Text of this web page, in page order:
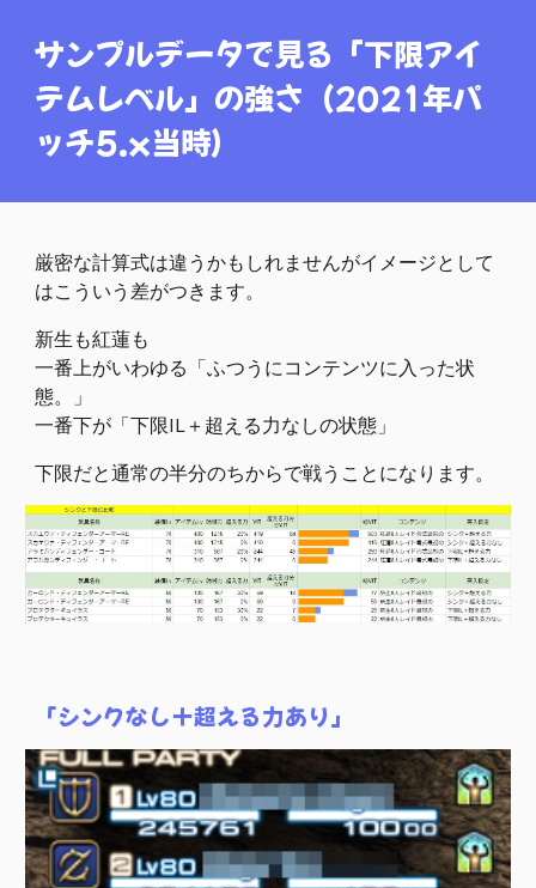
サンプルデータで見る「下限アイ
テムレベル」の強さ（2021年パ
ッチ5.x当時）
厳密な計算式は違うかもしれませんがイメージとして
はこういう差がつきます。
新生も紅蓮も
一番上がいわゆる「ふつうにコンテンツに入った状
態。」
一番下が「下限IL＋超える力なしの状態 」
下限だと通常の半分のちからで戦うことになります。
「シンクなし＋超える力あり」